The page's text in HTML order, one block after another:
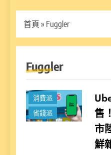
首頁 » Fuggler
Fuggler
消費派
省錢派
售
市
鮮